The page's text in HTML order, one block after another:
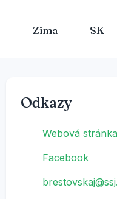
Zima SK
Odkazy
Webová stránka
Facebook